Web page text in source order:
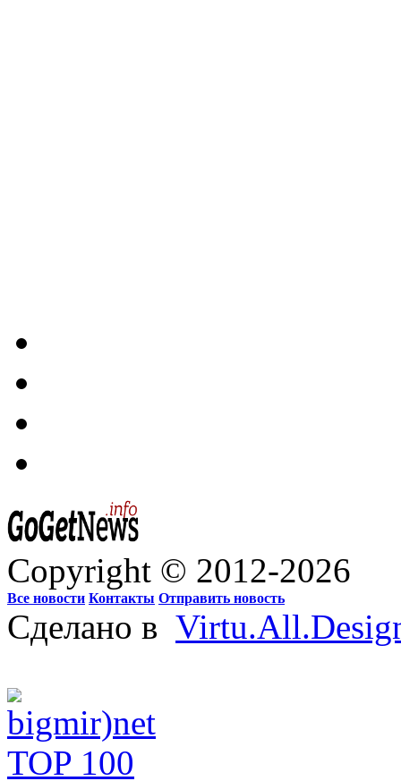
Copyright © 2012-2026
Все новости Контакты Отправить новость
Сделано в